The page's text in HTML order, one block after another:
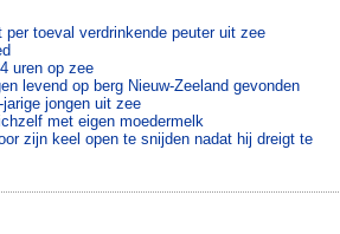
per toeval verdrinkende peuter uit zee
uren op zee
levend op berg Nieuw-Zeeland gevonden
jongen uit zee
met eigen moedermelk
zijn keel open te snijden nadat hij dreigt te